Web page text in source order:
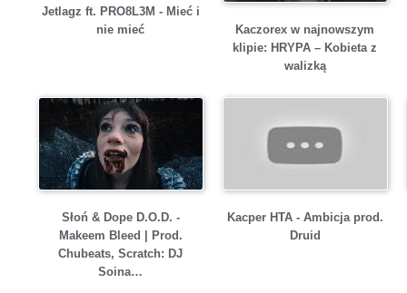
Jetlagz ft. PRO8L3M - Mieć i
nie mieć
Kaczorex w najnowszym
klipie: HRYPA – Kobieta z
walizką
Słoń & Dope D.O.D. -
Makeem Bleed | Prod.
Chubeats, Scratch: DJ
Soina…
Kacper HTA - Ambicja prod.
Druid